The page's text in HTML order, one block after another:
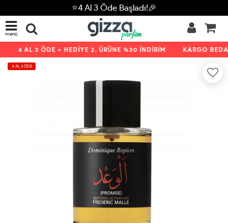
⭐4 Al 3 Öde Başladı!🎉
menü
4 AL 3 ÖDE + HEDİYE 2. ÜRÜNE %30 İNDİRİM KARGO
4 AL 3 ÖDE